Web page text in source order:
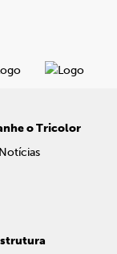
o Tricolor
Notícias